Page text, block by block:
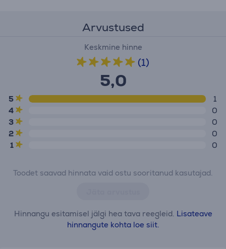
Arvustused
Keskmine hinne
(1)
5,0
5
1
4
0
3
0
2
0
1
0
Toodet saavad hinnata vaid ostu sooritanud kasutajad.
Hinnangu esitamisel jälgi hea tava reegleid. Lisateave
hinnangute kohta loe siit.